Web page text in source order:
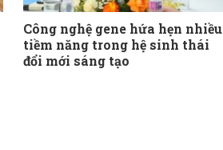
Công nghệ gene hứa hẹn nhiều
tiềm năng trong hệ sinh thái
đổi mới sáng tạo